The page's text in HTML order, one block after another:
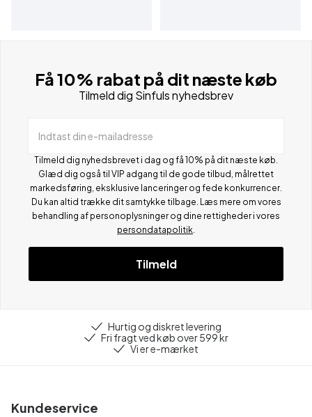
Få 10% rabat på dit næste køb
Tilmeld dig Sinfuls nyhedsbrev
Indtast din e-mailadresse
Tilmeld dig nyhedsbrevet i dag og få 10% på dit næste køb.
Glæd dig også til VIP adgang til de gode tilbud, målrettet
markedsføring, eksklusive lanceringer og fede konkurrencer.
Du kan altid trække dit samtykke tilbage. Læs mere om vores
behandling af personoplysninger og dine rettigheder i vores
persondatapolitik.
Tilmeld
Hurtig og diskret levering
Fri fragt ved køb over 599 kr
Vi er e-mærket
Kundeservice